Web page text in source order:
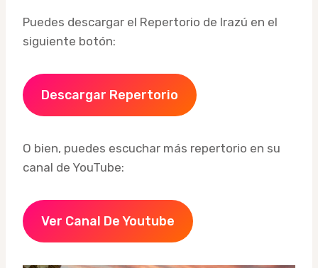
Puedes descargar el Repertorio de Irazú en el
siguiente botón:
Descargar Repertorio
O bien, puedes escuchar más repertorio en su
canal de YouTube:
Ver Canal De Youtube